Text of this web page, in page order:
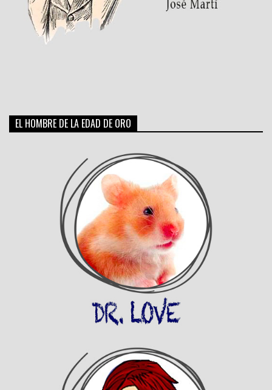
EL HOMBRE DE LA EDAD DE ORO